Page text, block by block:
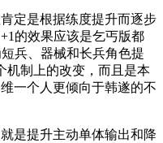
定是根据练度提升而逐步
的效果应该是乞丐版都
兵、器械和长兵角色提
机制上的改变，而且是本
一个人更倾向于韩遂的不
是提升主动单体输出和降